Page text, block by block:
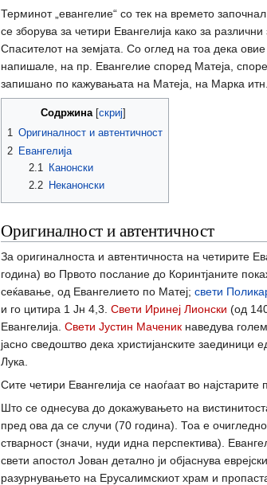
Терминот „евангелие“ со тек на времето
се зборува за четири Евангелија како за
Спасителот на земјата. Со оглед на тоа дека
напишале, на пр. Евангелие според Матеја,
запишано по кажувањата на Матеја, на Марка итн.
Содржина[ скриј
1 Оригиналност и автентичност
2 Евангелија
2.1
Канонски
2.2
Неканонски
Оригиналност и автентичност
За оригиналноста и автентичноста на четирите
година) во Првото послание до Коринтјаните
сеќавање, од Евангелието по Матеј; свети
и го цитира 1 Јн 4,3. Свети Иринеј Лионски (од
Евангелија. Свети Јустин Маченик наведува
јасно сведоштво дека христијанските заединици
Лука.
Сите четири Евангелија се наоѓаат во
Што се однесува до докажувањето на
пред ова да се случи (70 година). Тоа е
стварност (значи, нуди идна перспектива).
свети апостол Јован детално ји објаснува
разурнувањето на Ерусалимскиот храм и